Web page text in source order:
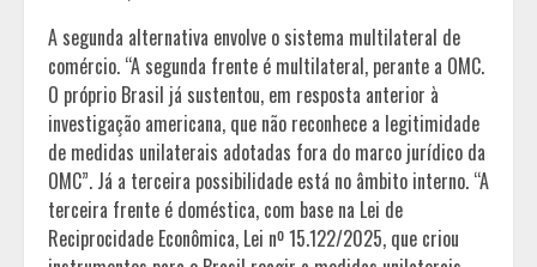
A segunda alternativa envolve o sistema multilateral de
comércio. “A segunda frente é multilateral, perante a OMC.
O próprio Brasil já sustentou, em resposta anterior à
investigação americana, que não reconhece a legitimidade
de medidas unilaterais adotadas fora do marco jurídico da
OMC”. Já a terceira possibilidade está no âmbito interno. “A
terceira frente é doméstica, com base na Lei de
Reciprocidade Econômica, Lei nº 15.122/2025, que criou